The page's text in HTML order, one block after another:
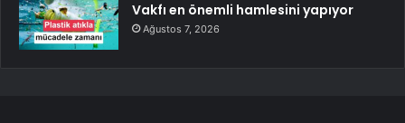
Vakfı en önemli hamlesini yapıyor
Ağustos 7, 2026